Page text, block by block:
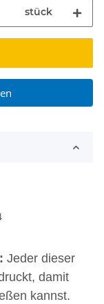
stück
Jeder dieser
damit
kannst.